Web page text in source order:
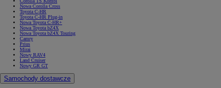
Nowa Corolla Cross
Toyota C-HR
Toyota C-HR Plug-in
Nowa Toyota C-HR+
Nowa Toyota bZ4X
Nowa Toyota bZ4X Touring
Camry
Prius
Mirai
Nowy RAV4
Land Cruiser
Nowy GR GT
Samochody dostawcze